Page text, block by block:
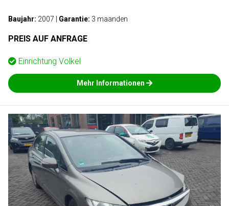
Baujahr: 2007 Garantie: 3 maanden
PREIS AUF ANFRAGE
Einrichtung Volkel
Mehr Informationen